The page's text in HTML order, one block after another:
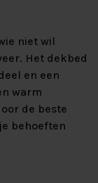
niet wil
Het dekbed
en een
warm
de beste
behoeften